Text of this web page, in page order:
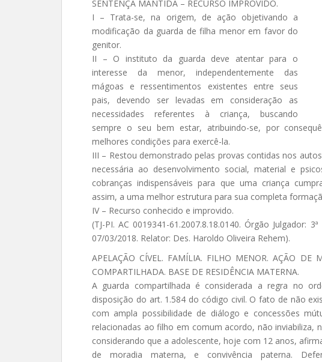
SENTENÇA MANTIDA – RECURSO IMPROVIDO.
I – Trata-se, na origem, de ação objetivando a
modificação da guarda de filha menor em favor do
genitor.
II – O instituto da guarda deve atentar para o
interesse da menor, independentemente das
mágoas e ressentimentos existentes entre seus
pais, devendo ser levadas em consideração as
necessidades referentes à criança, buscando
sempre o seu bem estar, atribuindo-se, por
melhores condições para exercê-la.
III – Restou demonstrado pelas provas contidas nos
necessária ao desenvolvimento social, material e
cobranças indispensáveis para que uma criança
assim, a uma melhor estrutura para sua completa
IV – Recurso conhecido e improvido.
(TJ-PI. AC 0019341-61.2007.8.18.0140. Órgão Julgador:
07/03/2018. Relator: Des. Haroldo Oliveira Rehem).
APELAÇÃO CÍVEL. FAMÍLIA. FILHO MENOR. AÇÃO DE
COMPARTILHADA. BASE DE RESIDÊNCIA MATERNA.
A guarda compartilhada é considerada a regra no
disposição do art. 1.584 do código civil. O fato de não
com ampla possibilidade de diálogo e concessões
relacionadas ao filho em comum acordo, não inviabiliza,
considerando que a adolescente, hoje com 12 anos,
de moradia materna, e convivência paterna.